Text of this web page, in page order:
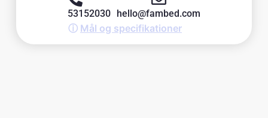
53152030 hello@fambed.com
ⓘ Mål og specifikationer